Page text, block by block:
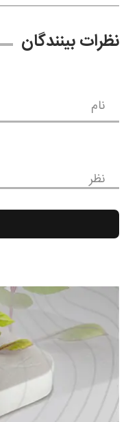
نظرات بینندگان
نام
نظر